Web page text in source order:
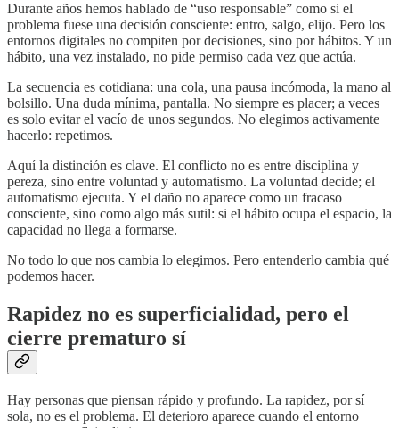
Durante años hemos hablado de “uso responsable” como si el
problema fuese una decisión consciente: entro, salgo, elijo. Pero los
entornos digitales no compiten por decisiones, sino por hábitos. Y un
hábito, una vez instalado, no pide permiso cada vez que actúa.
La secuencia es cotidiana: una cola, una pausa incómoda, la mano al
bolsillo. Una duda mínima, pantalla. No siempre es placer; a veces
es solo evitar el vacío de unos segundos. No elegimos activamente
hacerlo: repetimos.
Aquí la distinción es clave. El conflicto no es entre disciplina y
pereza, sino entre voluntad y automatismo. La voluntad decide; el
automatismo ejecuta. Y el daño no aparece como un fracaso
consciente, sino como algo más sutil: si el hábito ocupa el espacio, la
capacidad no llega a formarse.
No todo lo que nos cambia lo elegimos. Pero entenderlo cambia qué
podemos hacer.
Rapidez no es superficialidad, pero el
cierre prematuro sí
Hay personas que piensan rápido y profundo. La rapidez, por sí
sola, no es el problema. El deterioro aparece cuando el entorno